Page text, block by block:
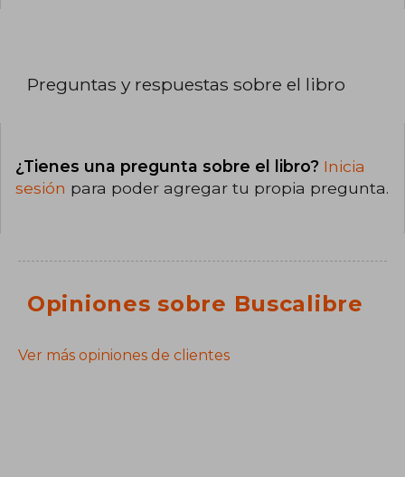
Preguntas y respuestas sobre el libro
¿Tienes una pregunta sobre el libro? Inicia
sesión para poder agregar tu propia pregunta.
Opiniones sobre Buscalibre
Ver más opiniones de clientes